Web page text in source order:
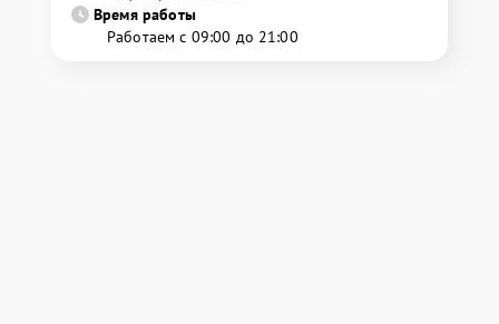
Время работы
Работаем с 09:00 до 21:00